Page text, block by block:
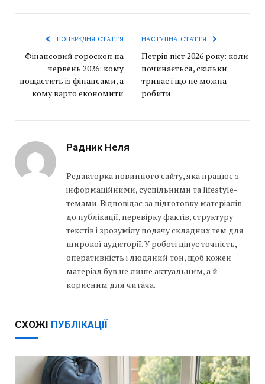
ПОПЕРЕДНЯ СТАТТЯ
Фінансовий гороскоп на
червень 2026: кому
пощастить із фінансами, а
кому варто економити
НАСТУПНА СТАТТЯ
Петрів піст 2026 року: коли
починається, скільки
триває і що не можна
робити
Радник Неля
Редакторка новинного сайту, яка працює з
інформаційними, суспільними та lifestyle-
темами. Відповідає за підготовку матеріалів
до публікації, перевірку фактів, структуру
текстів і зрозумілу подачу складних тем для
широкої аудиторії. У роботі цінує точність,
оперативність і людяний тон, щоб кожен
матеріал був не лише актуальним, а й
корисним для читача.
СХОЖІ ПУБЛІКАЦІЇ